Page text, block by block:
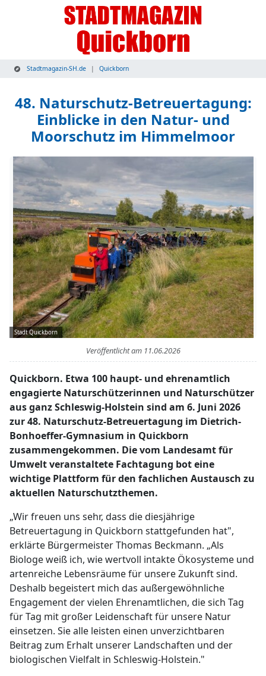
Stadtmagazin-SH.de Quickborn
48. Naturschutz-Betreuertagung:
Einblicke in den Natur- und
Moorschutz im Himmelmoor
Stadt Quickborn
Veröffentlicht am 11.06.2026
Quickborn. Etwa 100 haupt- und ehrenamtlich
engagierte Naturschützerinnen und Naturschützer
aus ganz Schleswig-Holstein sind am 6. Juni 2026
zur 48. Naturschutz-Betreuertagung im Dietrich-
Bonhoeffer-Gymnasium in Quickborn
zusammengekommen. Die vom Landesamt für
Umwelt veranstaltete Fachtagung bot eine
wichtige Plattform für den fachlichen Austausch zu
aktuellen Naturschutzthemen.
„Wir freuen uns sehr, dass die diesjährige
Betreuertagung in Quickborn stattgefunden hat",
erklärte Bürgermeister Thomas Beckmann. „Als
Biologe weiß ich, wie wertvoll intakte Ökosysteme und
artenreiche Lebensräume für unsere Zukunft sind.
Deshalb begeistert mich das außergewöhnliche
Engagement der vielen Ehrenamtlichen, die sich Tag
für Tag mit großer Leidenschaft für unsere Natur
einsetzen. Sie alle leisten einen unverzichtbaren
Beitrag zum Erhalt unserer Landschaften und der
biologischen Vielfalt in Schleswig-Holstein."